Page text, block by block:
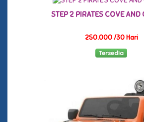
STEP 2 PIRATES COVE AND
250,000 /30 Hari
Tersedia